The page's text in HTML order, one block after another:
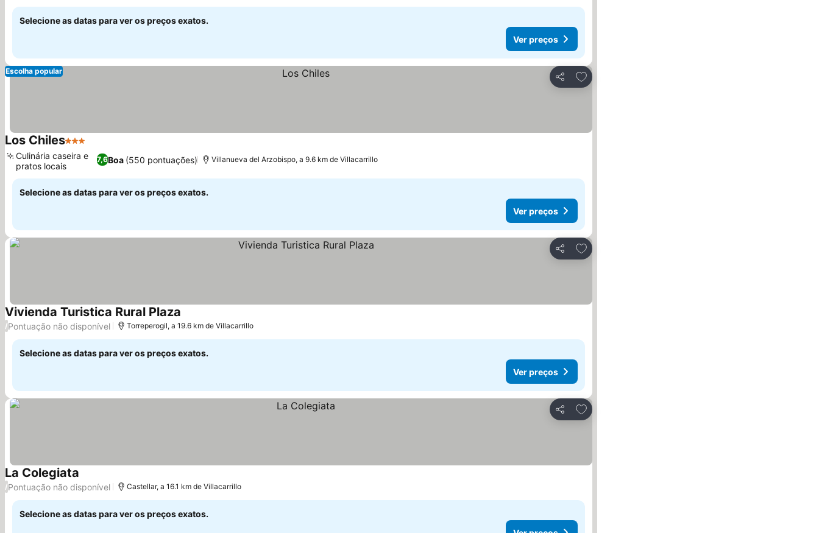
Selecione as datas para ver os preços exatos.
Ver preços
Partilhar
Adicionar aos favoritos
Escolha popular
Los Chiles3 Estrelas
7,6Boa (550 pontuações)
Culinária caseira e
pratos locais
Villanueva del Arzobispo, a 9.6 km de Villacarrillo
Selecione as datas para ver os preços exatos.
Ver preços
Partilhar
Adicionar aos favoritos
Vivienda Turistica Rural Plaza
/Pontuação não disponível Torreperogil, a 19.6 km de Villacarrillo
Selecione as datas para ver os preços exatos.
Ver preços
Partilhar
Adicionar aos favoritos
La Colegiata Ver preços
/Pontuação não disponível Castellar, a 16.1 km de Villacarrillo
Selecione as datas para ver os preços exatos.